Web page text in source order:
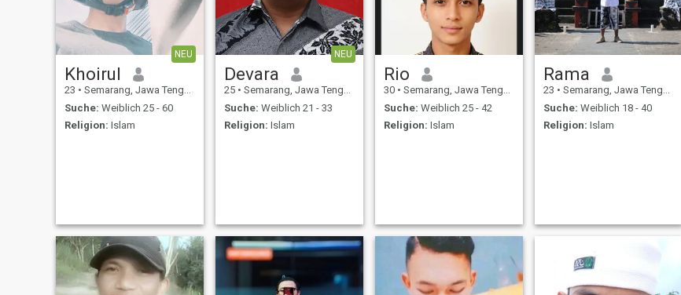
NEU
Khoirul
23 • Semarang, Jawa Tengah, Indonesien
Suche: Weiblich 25 - 60
Religion: Islam
NEU
Devara
25 • Semarang, Jawa Tengah, Indonesien
Suche: Weiblich 21 - 33
Religion: Islam
Rio
30 • Semarang, Jawa Tengah, Indonesien
Suche: Weiblich 25 - 42
Religion: Islam
Rama
23 • Semarang, Jawa Tengah, Indonesien
Suche: Weiblich 18 - 40
Religion: Islam